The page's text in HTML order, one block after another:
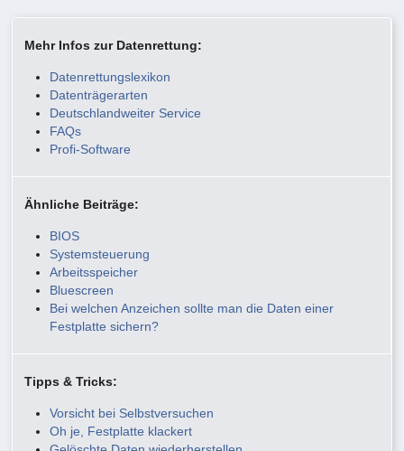
Mehr Infos zur Datenrettung:
Datenrettungslexikon
Datenträgerarten
Deutschlandweiter Service
FAQs
Profi-Software
Ähnliche Beiträge:
BIOS
Systemsteuerung
Arbeitsspeicher
Bluescreen
Bei welchen Anzeichen sollte man die Daten einer
Festplatte sichern?
Tipps & Tricks:
Vorsicht bei Selbstversuchen
Oh je, Festplatte klackert